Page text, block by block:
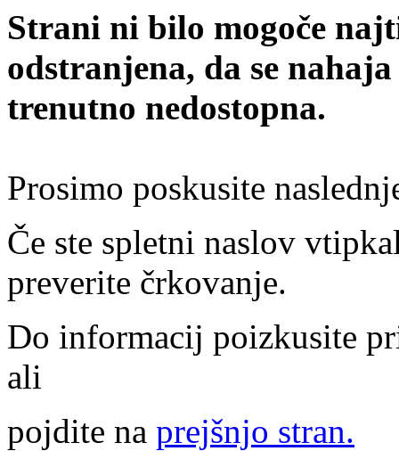
Strani ni bilo mogoče
odstranjena, da se
trenutno nedostopna.
Prosimo poskusite
Če ste spletni naslov
preverite črkovanje.
Do informacij poizkusite
ali
pojdite na prejšnjo stran.